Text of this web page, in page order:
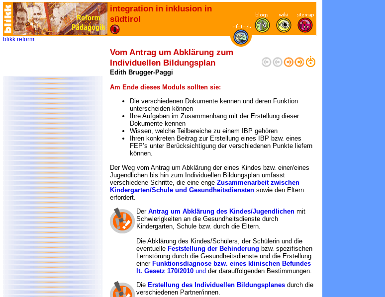
integration in inklusion in
südtirol
blikk reform
Vom Antrag um Abklärung zum
Individuellen Bildungsplan
Edith Brugger-Paggi
Am Ende dieses Moduls sollten sie:
Die verschiedenen Dokumente kennen und deren Funktion
unterscheiden können
Ihre Aufgaben im Zusammenhang mit der Erstellung dieser
Dokumente kennen
Wissen, welche Teilbereiche zu einem IBP gehören
Ihren konkreten Beitrag zur Erstellung eines IBP bzw. eines
FEP’s unter Berücksichtigung der verschiedenen Punkte liefern
können.
Der Weg vom Antrag um Abklärung der eines Kindes bzw. einer/eines
Jugendlichen bis hin zum Individuellen Bildungsplan umfasst
verschiedene Schritte, die eine enge Zusammenarbeit zwischen
Kindergarten/Schule und Gesundheitsdiensten sowie den Eltern
erfordert.
Der Antrag um Abklärung des Kindes/Jugendlichen mit
Schwierigkeiten an die Gesundheitsdienste durch
Kindergarten, Schule bzw. durch die Eltern.
Die Abklärung des Kindes/Schülers, der Schülerin und die
eventuelle Feststellung der Behinderung bzw. spezifischen
Lernstörung durch die Gesundheitsdienste und die Erstellung
einer Funktionsdiagnose bzw. eines klinischen Befundes
lt. Gesetz 170/2010 und der darauffolgenden Bestimmungen.
Die Erstellung des Individuellen Bildungsplanes durch die
verschiedenen Partner/innen.